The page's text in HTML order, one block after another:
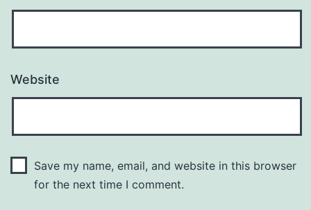
Website
Save my name, email, and website in this browser
for the next time I comment.